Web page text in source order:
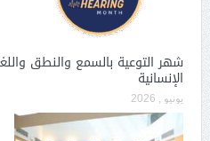
شهر التوعية بالسمع والنطق
الإنسانية
يونيو , 2026